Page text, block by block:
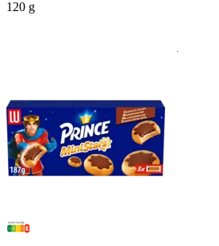
120 g